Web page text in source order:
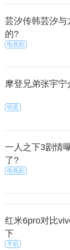
芸汐传韩芸汐
的?
电视剧
摩登兄弟张宇
明星
一人之下3剧情
了?
电视剧
红米6pro对比
下
手机